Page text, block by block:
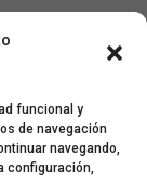
funcional y
de navegación
navegando,
configuración,
Pertusa,
Sesé